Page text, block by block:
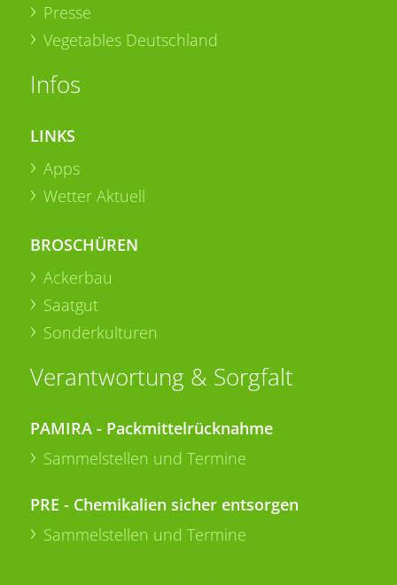
Presse
Vegetables Deutschland
Infos
LINKS
Apps
Wetter Aktuell
BROSCHÜREN
Ackerbau
Saatgut
Sonderkulturen
Verantwortung & Sorgfalt
PAMIRA - Packmittelrücknahme
Sammelstellen und Termine
PRE - Chemikalien sicher entsorgen
Sammelstellen und Termine